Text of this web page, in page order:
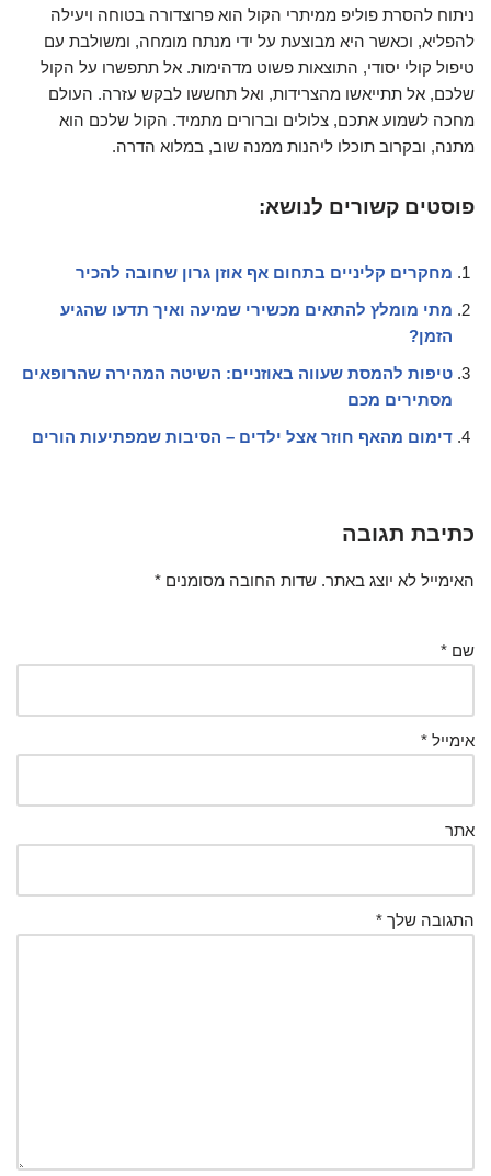
ניתוח להסרת פוליפ ממיתרי הקול הוא פרוצדורה בטוחה ויעילה
להפליא, וכאשר היא מבוצעת על ידי מנתח מומחה, ומשולבת עם
טיפול קולי יסודי, התוצאות פשוט מדהימות. אל תתפשרו על הקול
שלכם, אל תתייאשו מהצרידות, ואל תחששו לבקש עזרה. העולם
מחכה לשמוע אתכם, צלולים וברורים מתמיד. הקול שלכם הוא
מתנה, ובקרוב תוכלו ליהנות ממנה שוב, במלוא הדרה.
פוסטים קשורים לנושא:
מחקרים קליניים בתחום אף אוזן גרון שחובה להכיר
מתי מומלץ להתאים מכשירי שמיעה ואיך תדעו שהגיע
הזמן?
טיפות להמסת שעווה באוזניים: השיטה המהירה שהרופאים
מסתירים מכם
דימום מהאף חוזר אצל ילדים – הסיבות שמפתיעות הורים
כתיבת תגובה
האימייל לא יוצג באתר. שדות החובה מסומנים *
שם *
אימייל *
אתר
התגובה שלך *